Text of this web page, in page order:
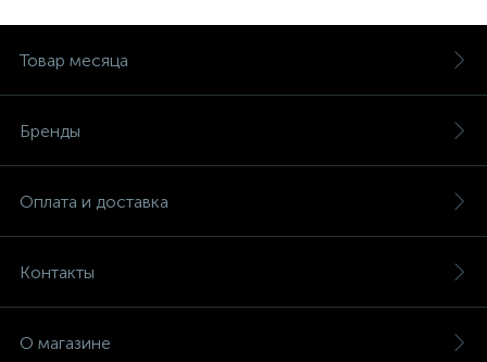
Товар месяца
Бренды
Оплата и доставка
Контакты
О магазине